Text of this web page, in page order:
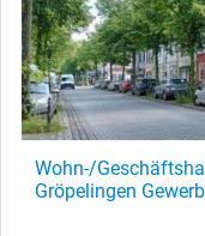
Wohn-/
Gröpelingen